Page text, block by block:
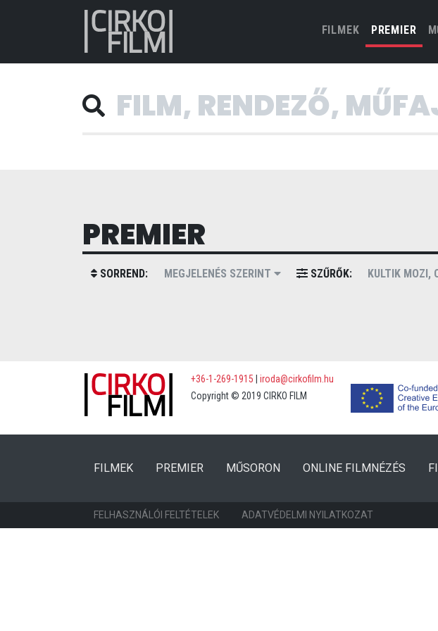
FILMEK(CURRENT)
PREMIER
PREMIER
SORREND: MEGJELENÉS SZERINT SZŰRŐK: KULTIK MOZI,
+36-1-269-1915
iroda@cirkofilm.hu
Copyright © 2019 CIRKO FILM
FILMEK(CURRENT)
PREMIER (CURRENT)
MŰSORON ONLINE FILMNÉZÉS
FELHASZNÁLÓI FELTÉTELEK ADATVÉDELMI NYILATKOZAT